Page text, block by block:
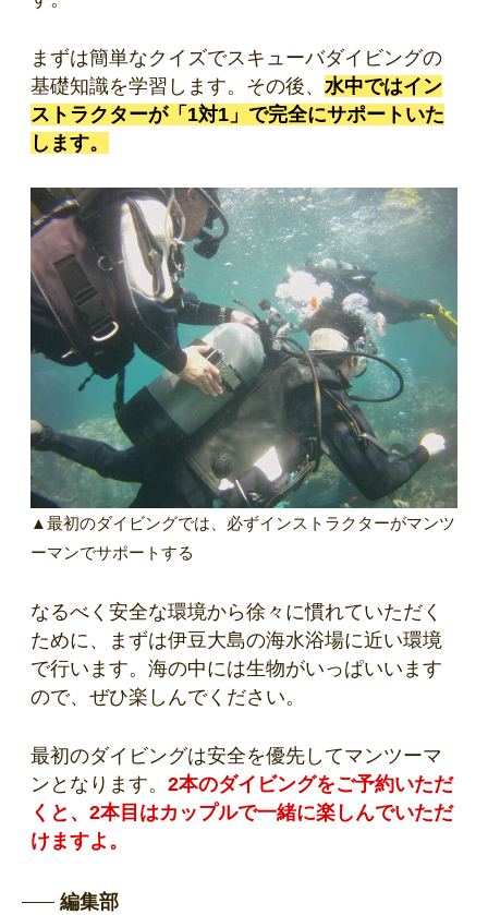
まずは簡単なクイズでスキューバダイビングの
基礎知識を学習します。その後、 水中ではイン
ストラクターが「1対1」で完全にサポートいた
します。
▲最初のダイビングでは、必ずインストラクターがマンツ
ーマンでサポートする
なるべく安全な環境から徐々に慣れていただく
ために、まずは伊豆大島の海水浴場に近い環境
で行います。海の中には生物がいっぱいいます
ので、ぜひ楽しんでください。
最初のダイビングは安全を優先してマンツーマ
ンとなります。 2本のダイビングをご予約いただ
くと、2本目はカップルで一緒に楽しんでいただ
けますよ。
編集部